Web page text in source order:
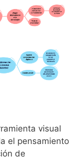
visual
el pensamiento
de